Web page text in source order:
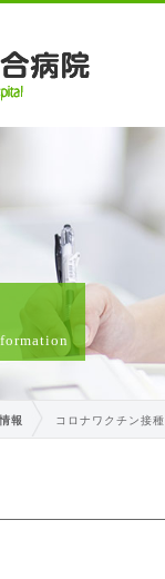
報 コロナワクチン接